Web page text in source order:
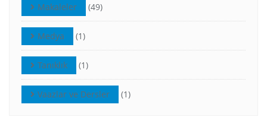
Makaleler (49)
Medya (1)
Tanıklık (1)
Vaazlar ve Dersler (1)